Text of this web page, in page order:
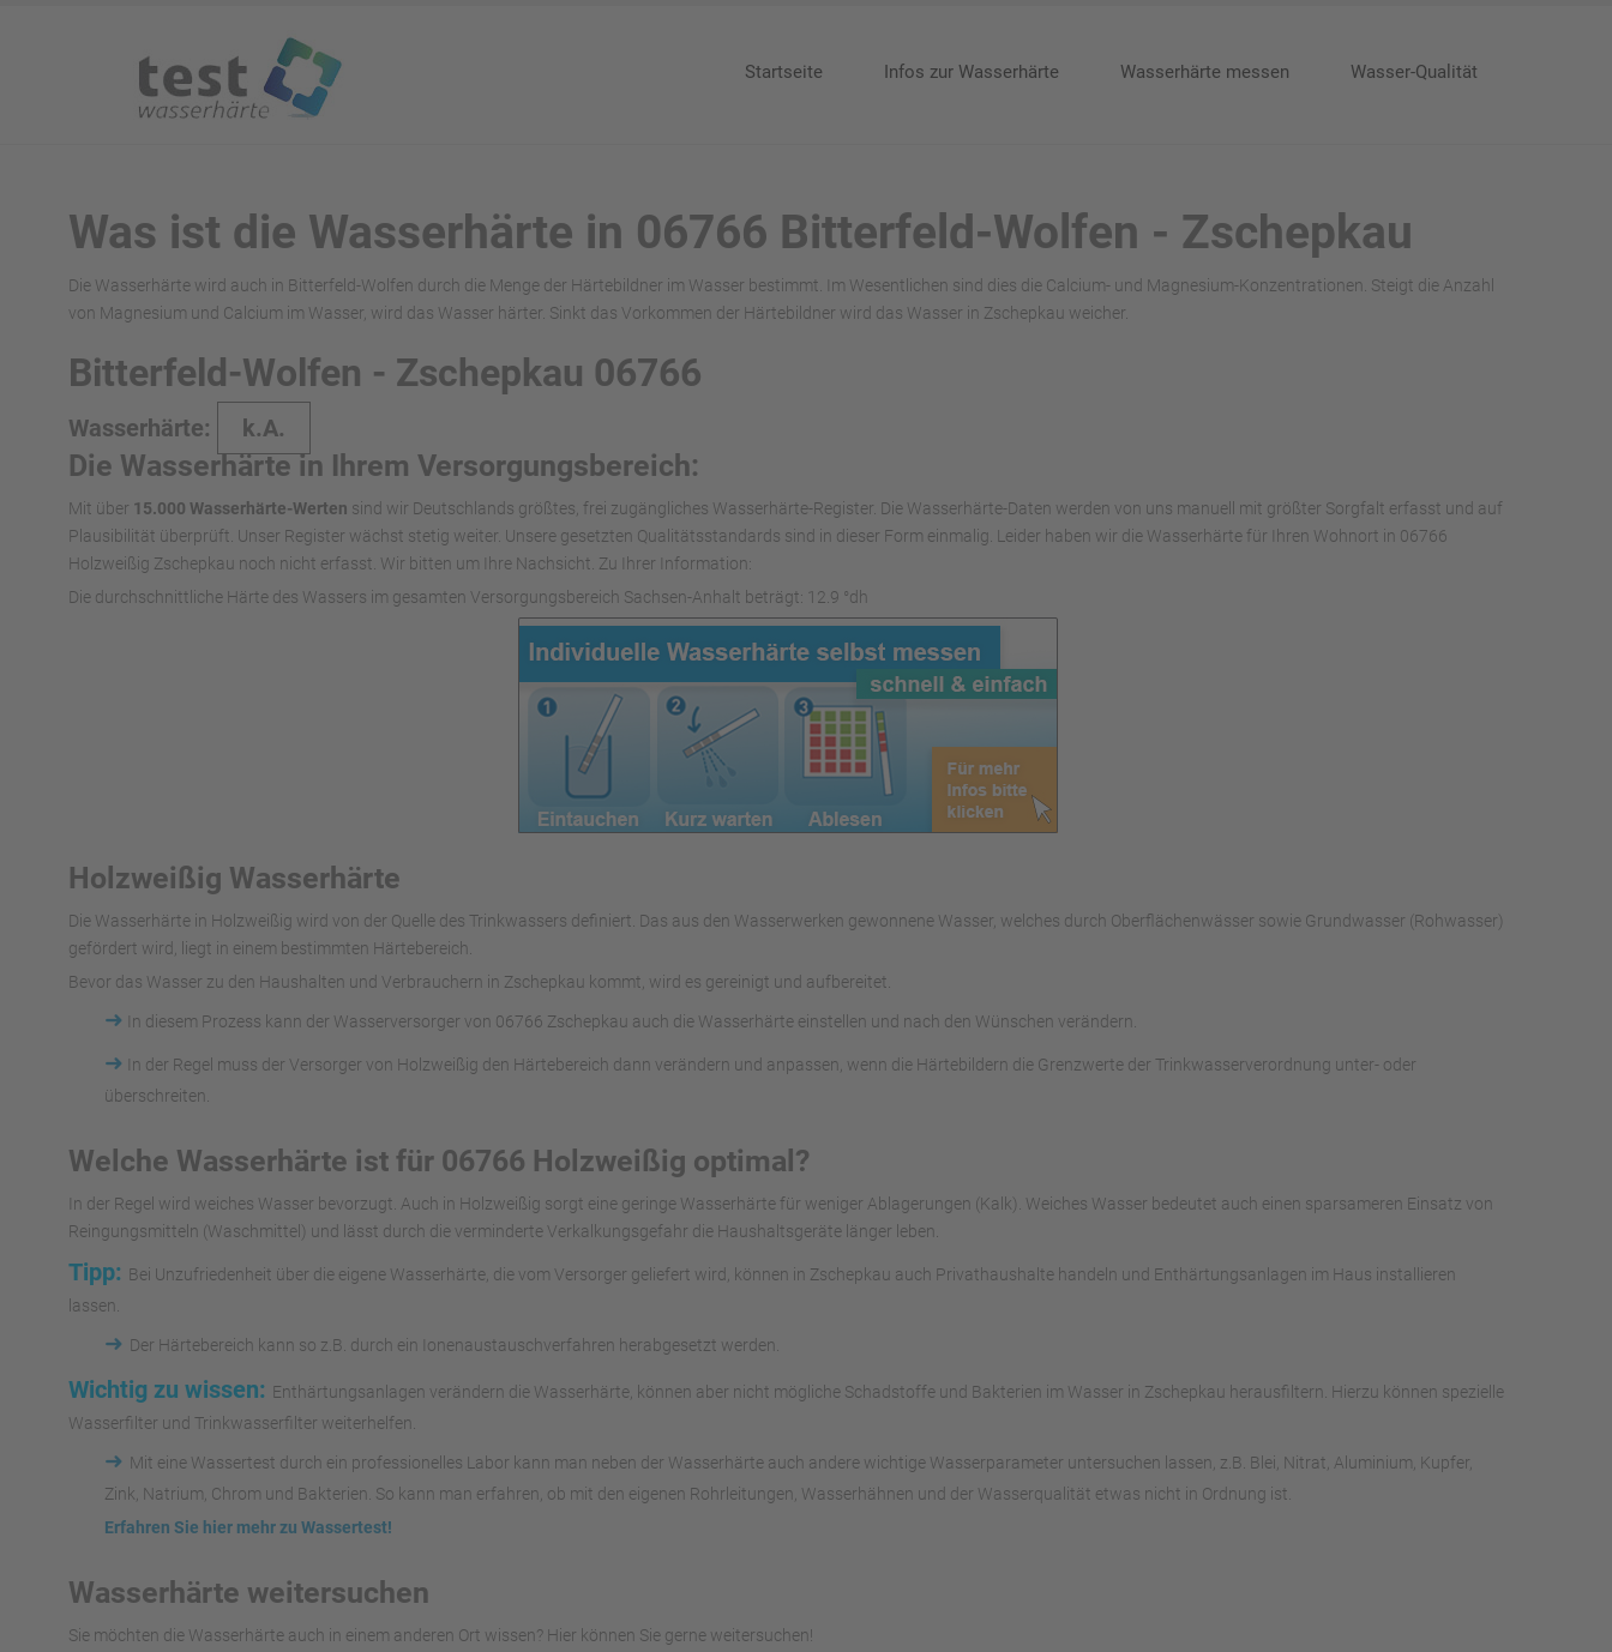
Startseite Infos zur Wasserhärte Wasserhärte messen Wasser-Qualität
Was ist die Wasserhärte in 06766 Bitterfeld-Wolfen - Zschepkau
Die Wasserhärte wird auch in Bitterfeld-Wolfen durch die Menge der Härtebildner im Wasser bestimmt. Im Wesentlichen sind dies die Calcium- und Magnesium-Konzentrationen. Steigt die Anzahl
von Magnesium und Calcium im Wasser, wird das Wasser härter. Sinkt das Vorkommen der Härtebildner wird das Wasser in Zschepkau weicher.
Bitterfeld-Wolfen - Zschepkau 06766
Wasserhärte: k.A.
Die Wasserhärte in Ihrem Versorgungsbereich:
Mit über 15.000 Wasserhärte-Werten sind wir Deutschlands größtes, frei zugängliches Wasserhärte-Register. Die Wasserhärte-Daten werden von uns manuell mit größter Sorgfalt erfasst und auf
Plausibilität überprüft. Unser Register wächst stetig weiter. Unsere gesetzten Qualitätsstandards sind in dieser Form einmalig. Leider haben wir die Wasserhärte für Ihren Wohnort in 06766
Holzweißig Zschepkau noch nicht erfasst. Wir bitten um Ihre Nachsicht. Zu Ihrer Information:
Die durchschnittliche Härte des Wassers im gesamten Versorgungsbereich Sachsen-Anhalt beträgt: 12.9 °dh
Holzweißig Wasserhärte
Die Wasserhärte in Holzweißig wird von der Quelle des Trinkwassers definiert. Das aus den Wasserwerken gewonnene Wasser, welches durch Oberflächenwässer sowie Grundwasser (Rohwasser)
gefördert wird, liegt in einem bestimmten Härtebereich.
Bevor das Wasser zu den Haushalten und Verbrauchern in Zschepkau kommt, wird es gereinigt und aufbereitet.
➜ In diesem Prozess kann der Wasserversorger von 06766 Zschepkau auch die Wasserhärte einstellen und nach den Wünschen verändern.
➜
In der Regel muss der Versorger von Holzweißig den Härtebereich dann verändern und anpassen, wenn die Härtebildern die Grenzwerte der Trinkwasserverordnung unter- oder
überschreiten.
Welche Wasserhärte ist für 06766 Holzweißig optimal?
In der Regel wird weiches Wasser bevorzugt. Auch in Holzweißig sorgt eine geringe Wasserhärte für weniger Ablagerungen (Kalk). Weiches Wasser bedeutet auch einen sparsameren Einsatz von
Reingungsmitteln (Waschmittel) und lässt durch die verminderte Verkalkungsgefahr die Haushaltsgeräte länger leben.
Tipp: Bei Unzufriedenheit über die eigene Wasserhärte, die vom Versorger geliefert wird, können in Zschepkau auch Privathaushalte handeln und Enthärtungsanlagen im Haus installieren
lassen.
➜ Der Härtebereich kann so z.B. durch ein Ionenaustauschverfahren herabgesetzt werden.
Wichtig zu wissen: Enthärtungsanlagen verändern die Wasserhärte, können aber nicht mögliche Schadstoffe und Bakterien im Wasser in Zschepkau herausfiltern. Hierzu können spezielle
Wasserfilter und Trinkwasserfilter weiterhelfen.
➜ Mit eine Wassertest durch ein professionelles Labor kann man neben der Wasserhärte auch andere wichtige Wasserparameter untersuchen lassen, z.B. Blei, Nitrat, Aluminium, Kupfer,
Zink, Natrium, Chrom und Bakterien. So kann man erfahren, ob mit den eigenen Rohrleitungen, Wasserhähnen und der Wasserqualität etwas nicht in Ordnung ist.
Erfahren Sie hier mehr zu Wassertest!
Wasserhärte weitersuchen
Sie möchten die Wasserhärte auch in einem anderen Ort wissen? Hier können Sie gerne weitersuchen!